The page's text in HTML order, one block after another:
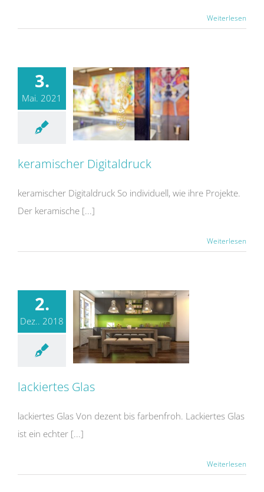
Weiterlesen
3.
Mai. 2021
keramischer Digitaldruck
keramischer Digitaldruck So individuell, wie ihre Projekte.
Der keramische [...]
Weiterlesen
2.
Dez.. 2018
lackiertes Glas
lackiertes Glas Von dezent bis farbenfroh. Lackiertes Glas
ist ein echter [...]
Weiterlesen